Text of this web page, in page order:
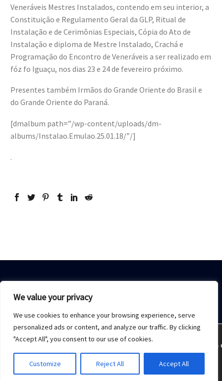
We value your privacy
We use cookies to enhance your browsing experience, serve
personalized ads or content, and analyze our traffic. By clicking
"Accept All", you consent to our use of cookies.
Customize Reject All Accept All
Veneráveis Mestres Instalados, contendo em seu interior, a
Constituição e Regulamento Geral da GLP, Ritual de
Instalação e de Cerimônias Especiais, Cópia do Ato de
Instalação e diploma de Mestre Instalado, Crachá e
Programação do Encontro de Veneráveis a ser realizado em
fóz fo Iguaçu, nos dias 23 e 24 de fevereiro próximo.
Presentes também Irmãos do Grande Oriente do Brasil e
do Grande Oriente do Paraná.
[dmalbum path=”/wp-content/uploads/dm-
albums/Instalao.Emulao.25.01.18/”/]
.
Sobre Nós Acesso restrito Contato
Estamos usando cookies para oferecer a melhor
Aceitar